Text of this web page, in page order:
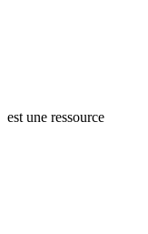
est une ressource